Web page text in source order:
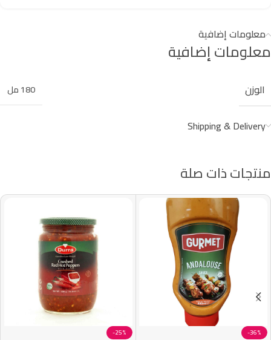
معلومات إضافية
معلومات إضافية
الوزن 180 مل
Shipping & Delivery
منتجات ذات صلة
-36%
-25%